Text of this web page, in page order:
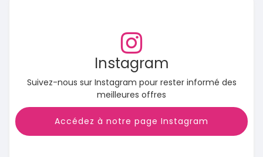
Instagram
Suivez-nous sur Instagram pour rester informé des
meilleures offres
Accédez à notre page Instagram